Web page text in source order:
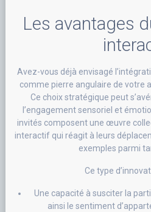
Les avantages
Avez-vous déjà envisagé
comme pierre angulaire de votre
Ce choix stratégique peut
l’engagement sensoriel et
invités composent une œuvre
interactif qui réagit à leurs
exemples parmi
Ce type
Une capacité à susciter la
ainsi le sentiment